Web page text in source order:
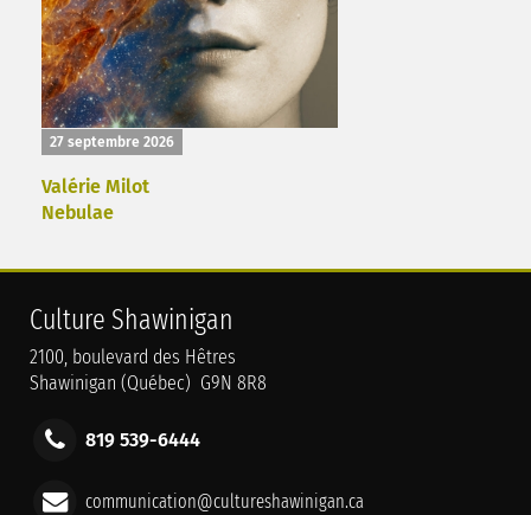
27 septembre 2026
Valérie Milot
Nebulae
Culture Shawinigan
2100, boulevard des Hêtres
Shawinigan (Québec) G9N 8R8
819 539-6444
communication@cultureshawinigan.ca